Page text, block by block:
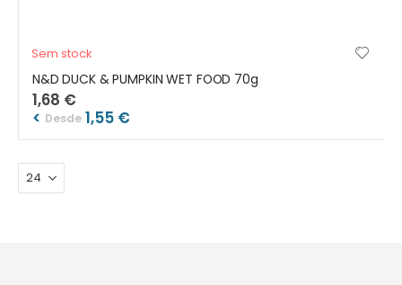
Sem stock
N&D DUCK & PUMPKIN WET FOOD 70g
1,68 €
< Desde 1,55 €